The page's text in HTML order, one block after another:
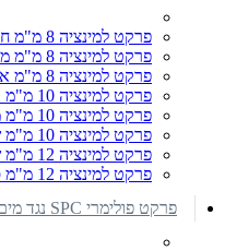
פרקט למינציה 8 מ"מ חרבות ברזל
פרקט למינציה 8 מ"מ מלטה איילנד
פרקט למינציה 8 מ"מ אימפרסיב פלוס
פרקט למינציה 10 מ"מ אימפרסיב פלוס
פרקט למינציה 10 מ"מ מג'סטיק קראון
פרקט למינציה 10 מ"מ שארק אושן 10
פרקט למינציה 12 מ"מ שארק אושן 12
פרקט למינציה 12 מ"מ סילבר ווילואו
פרקט פולימרי SPC נגד מים